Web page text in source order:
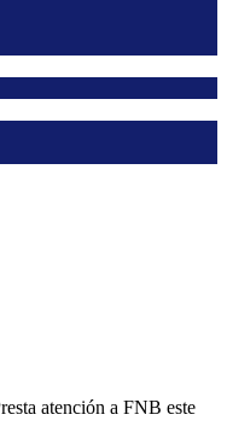
atención a FNB este